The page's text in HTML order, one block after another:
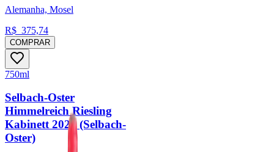
Alemanha, Mosel
R$ 375,74
COMPRAR
750ml
Selbach-Oster
Himmelreich Riesling
Kabinett 2023 (Selbach-
Oster)